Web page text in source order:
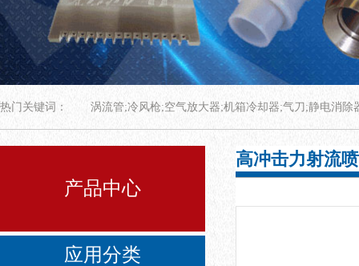
热门关键词： 涡流管;冷风枪;空气放大器;机箱冷却器;气刀;静电消除
产品中心
应用分类
高冲击力射流